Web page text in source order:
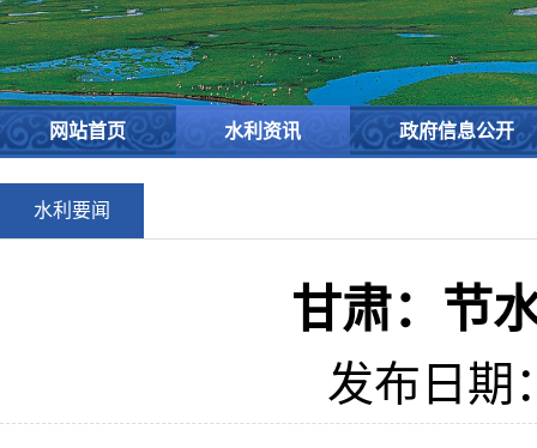
网站首页 水利资讯 政府信息公开
水利要闻
甘肃：节
发布日期